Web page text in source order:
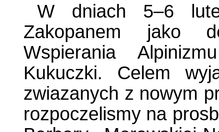
W dniach 5–6
Zakopanem jako
Wspierania
Kukuczki. Celem
zwiazanych z nowym
rozpoczelismy na